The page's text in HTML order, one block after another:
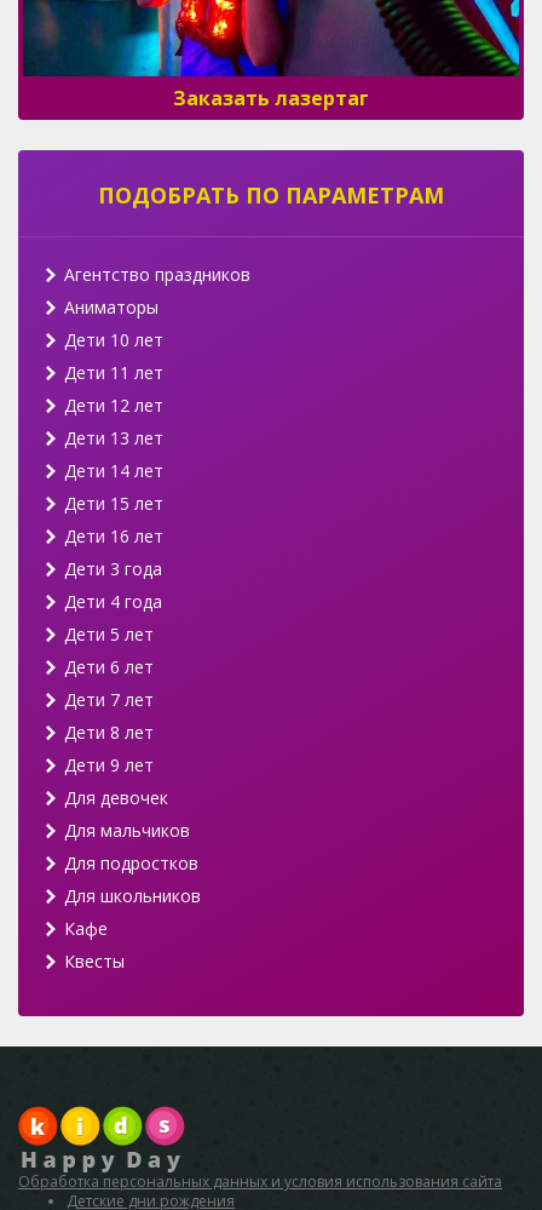
Заказать лазертаг
ПОДОБРАТЬ ПО ПАРАМЕТРАМ
Агентство праздников
Аниматоры
Дети 10 лет
Дети 11 лет
Дети 12 лет
Дети 13 лет
Дети 14 лет
Дети 15 лет
Дети 16 лет
Дети 3 года
Дети 4 года
Дети 5 лет
Дети 6 лет
Дети 7 лет
Дети 8 лет
Дети 9 лет
Для девочек
Для мальчиков
Для подростков
Для школьников
Кафе
Квесты
Обработка персональных данных и условия использования сайта
Детские дни рождения